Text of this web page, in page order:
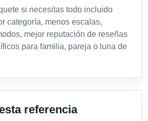
si necesitas todo incluido
categoría, menos escalas,
mejor reputación de reseñas
para familia, pareja o luna de
referencia